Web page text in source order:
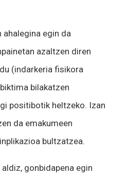
ahalegina egin da
azaltzen diren
(indarkeria fisikora
bilakatzen
positibotik heltzeko. Izan
da emakumeen
bultzatzea.
gonbidapena egin